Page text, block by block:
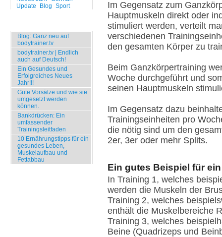
Update
Blog Sport
Blog: Ganz neu auf
bodytrainer.tv
bodytrainer.tv | Endlich
auch auf Deutsch!
Ein Gesundes und
Erfolgreiches Neues
Jahr!!!
Gute Vorsätze und wie sie
umgesetzt werden
können.
Bankdrücken: Ein
umfassender
Trainingsleitfaden
10 Ernährungstipps für ein
gesundes Leben,
Muskelaufbau und
Fettabbau
Im Gegensatz zum
Hauptmuskeln direkt oder
stimuliert werden, verteilt
verschiedenen
den gesamten Körper zu
Beim Ganzkörpertraining
Woche durchgeführt und
seinen Hauptmuskeln
Im Gegensatz dazu
Trainingseinheiten pro
die nötig sind um den
2er, 3er oder mehr Splits.
Ein gutes Beispiel für
In Training 1, welches
werden die Muskeln der
Training 2, welches
enthält die Muskelbereiche
Training 3, welches
Beine (Quadrizeps und